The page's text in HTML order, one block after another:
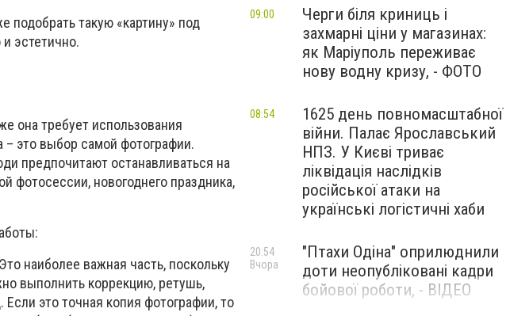
подобрать такую «картину» под
эстетично.
она требует использования
– это выбор самой фотографии.
предпочитают останавливаться на
фотосессии, новогоднего праздника,
наиболее важная часть, поскольку
выполнить коррекцию, ретушь,
это точная копия фотографии, то
Черги біля криниць і
захмарні ціни у магазинах:
як Маріуполь переживає
нову водну кризу, - ФОТО
09:00
1625 день повномасштабної
війни. Палає Ярославський
НПЗ. У Києві триває
ліквідація наслідків
російської атаки на
українські логістичні хаби
08:54
"Птахи Одіна" оприлюднили
доти неопубліковані кадри
бойової роботи, - ВІДЕО
20:54
Вчора